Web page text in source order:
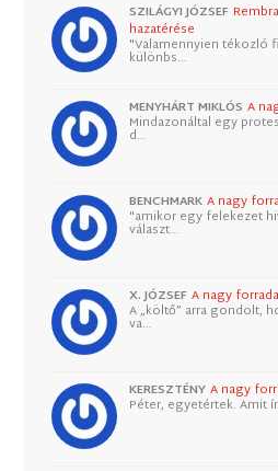
SZILÁGYI JÓZSEF
hazatérése
"Valamennyien tékozló
különbs…
MENYHÁRT MIKLÓS A
Mindazonáltal egy
d…
BENCHMARK A nagy
"amikor egy felekezet
választ…
X. JÓZSEF A nagy
A „költő” arra gondolt,
va…
KERESZTÉNY A nagy
Péter, egyetértek. Amit